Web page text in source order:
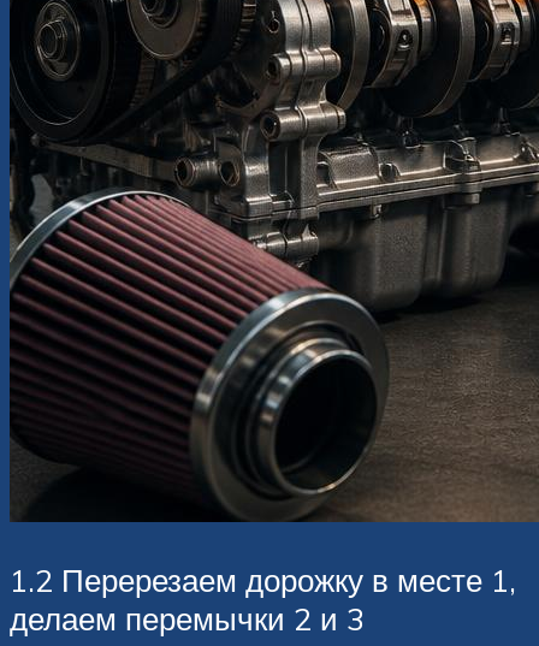
1.2 Перерезаем дорожку в месте 1,
делаем перемычки 2 и 3